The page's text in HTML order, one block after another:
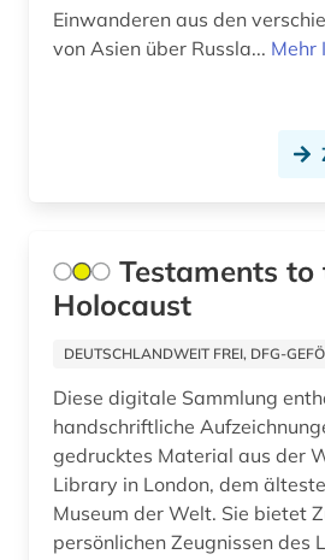
christliche literatur (5)
dante (2)
datenanalyse (1)
datenauswertung (1)
Einwanderen aus den
von Asien über Russla... Mehr
Testaments to
Holocaust
DEUTSCHLANDWEIT FREI, DFG-
Diese digitale Sammlung
handschriftliche
gedrucktes Material aus der
Library in London, dem
Museum der Welt. Sie bietet
persönlichen Zeugnissen des